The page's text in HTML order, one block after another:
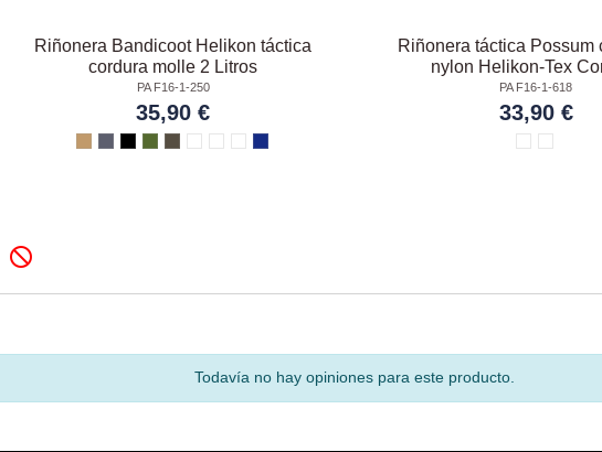
Riñonera Bandicoot Helikon táctica
cordura molle 2 Litros
PA F16-1-250
35,90 €
Riñonera táctica Possum
nylon Helikon-Tex
PA F16-1-618
33,90 €

Todavía no hay opiniones para este producto.